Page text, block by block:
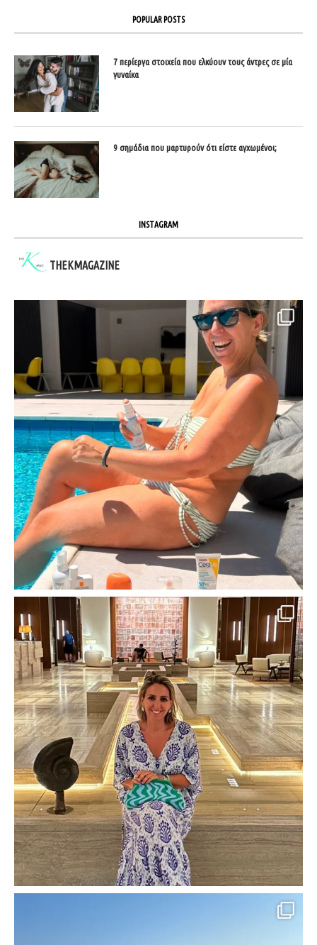
POPULAR POSTS
7 περίεργα στοιχεία που ελκύουν τους άντρες σε μία
γυναίκα
9 σημάδια που μαρτυρούν ότι είστε αγχωμένοι;
INSTAGRAM
THEKMAGAZINE